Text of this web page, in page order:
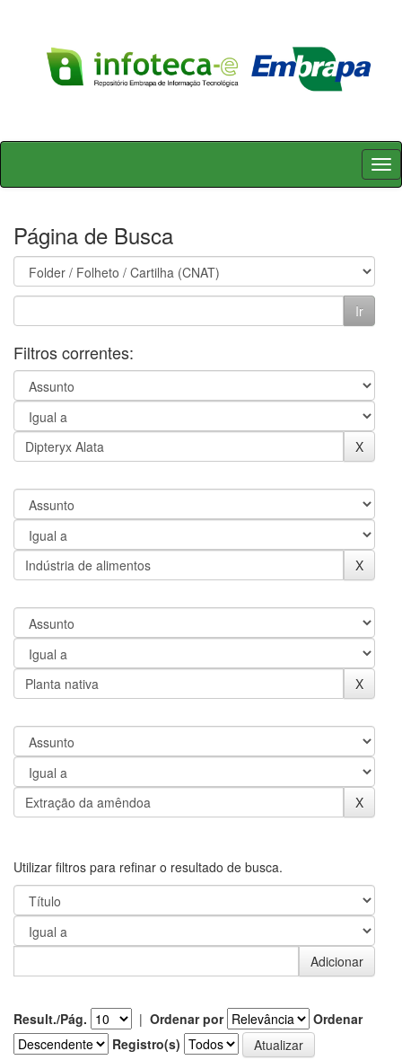
Skip
Página de Busca
Filtros correntes:
Utilizar filtros para refinar o resultado de busca.
Result./Pág. | Ordenar por
Ordenar
Registro(s)